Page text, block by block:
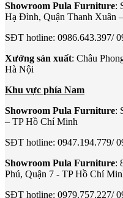
Showroom Pula Furniture:
Hạ Đình, Quận Thanh Xuân
SĐT hotline: 0986.643.397/
Xưởng sản xuất: Châu
Hà Nội
Khu vực phía Nam
Showroom Pula Furniture:
– TP Hồ Chí Minh
SĐT hotline: 0947.194.779/
Showroom Pula Furniture:
Phú, Quận 7 - TP Hồ Chí
SĐT hotline: 0979.757.227/